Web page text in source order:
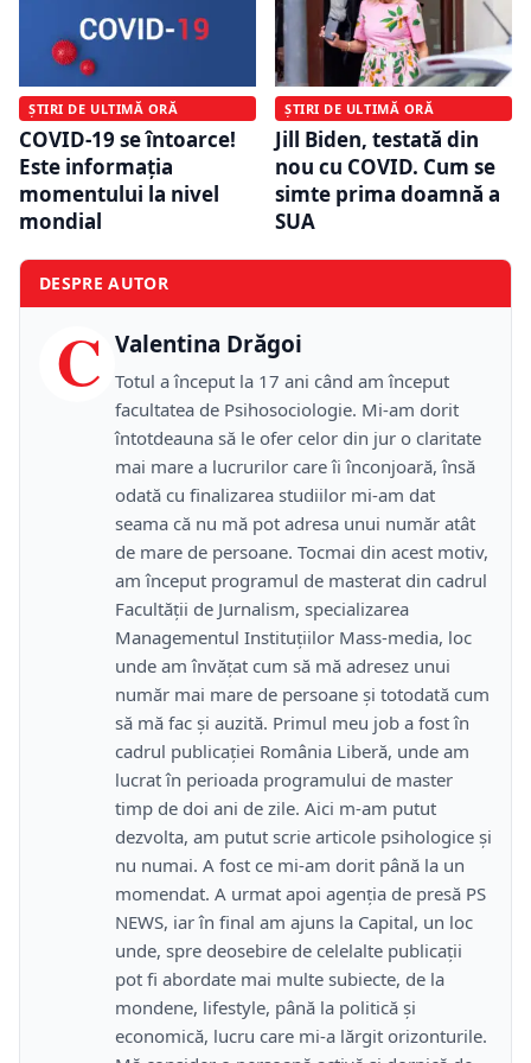
ȘTIRI DE ULTIMĂ ORĂ
COVID-19 se întoarce!
Este informația
momentului la nivel
mondial
ȘTIRI DE ULTIMĂ ORĂ
Jill Biden, testată din
nou cu COVID. Cum se
simte prima doamnă a
SUA
DESPRE AUTOR
C Valentina Drăgoi
Totul a început la 17 ani când am început
facultatea de Psihosociologie. Mi-am dorit
întotdeauna să le ofer celor din jur o claritate
mai mare a lucrurilor care îi înconjoară, însă
odată cu finalizarea studiilor mi-am dat
seama că nu mă pot adresa unui număr atât
de mare de persoane. Tocmai din acest motiv,
am început programul de masterat din cadrul
Facultății de Jurnalism, specializarea
Managementul Instituțiilor Mass-media, loc
unde am învățat cum să mă adresez unui
număr mai mare de persoane și totodată cum
să mă fac și auzită. Primul meu job a fost în
cadrul publicației România Liberă, unde am
lucrat în perioada programului de master
timp de doi ani de zile. Aici m-am putut
dezvolta, am putut scrie articole psihologice și
nu numai. A fost ce mi-am dorit până la un
momendat. A urmat apoi agenția de presă PS
NEWS, iar în final am ajuns la Capital, un loc
unde, spre deosebire de celelalte publicații
pot fi abordate mai multe subiecte, de la
mondene, lifestyle, până la politică și
economică, lucru care mi-a lărgit orizonturile.